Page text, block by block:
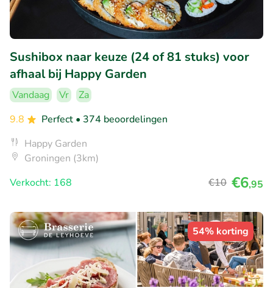
Sushibox naar keuze (24 of 81 stuks) voor
afhaal bij Happy Garden
Vandaag Vr
Za
9.8
Perfect • 374 beoordelingen
Happy Garden
Groningen (3km)
Verkocht: 168
€10 €6,95
54% korting